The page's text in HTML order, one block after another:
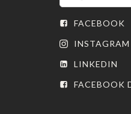
FACEBOOK
INSTAGRAM
LINKEDIN
FACEBOOK